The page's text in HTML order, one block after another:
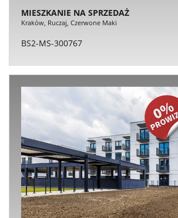
MIESZKANIE NA SPRZEDAŻ
Kraków, Ruczaj, Czerwone Maki
BS2-MS-300767